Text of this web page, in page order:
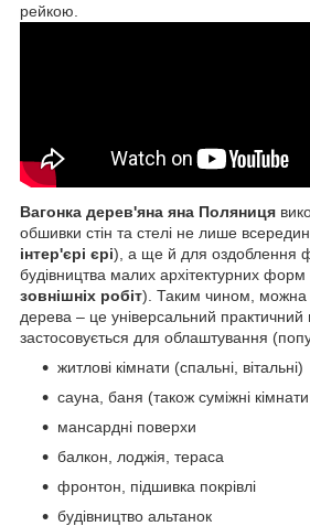
рейкою.
Вагонка дерев'яна яна Поляниця
обшивки стін та стелі не лише
інтер'єрі єрі), а ще й для оздоблення
будівництва малих архітектурних форм
зовнішніх робіт). Таким чином, можна
дерева – це універсальний практичний
застосовується для облаштування
житлові кімнати (спальні, вітальні)
сауна, баня (також суміжні
мансардні поверхи
балкон, лоджія, тераса
фронтон, підшивка покрівлі
будівництво альтанок